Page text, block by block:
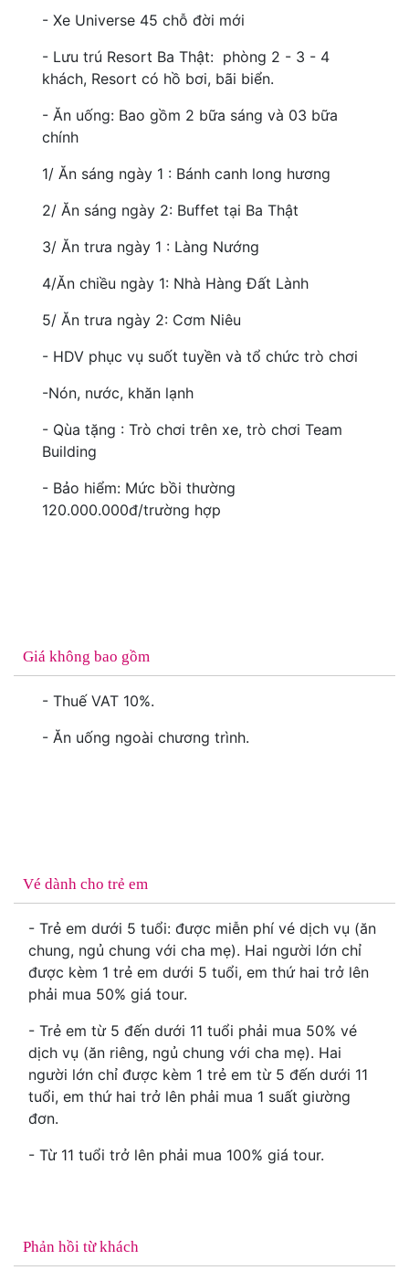
- Xe Universe 45 chỗ đời mới
- Lưu trú Resort Ba Thật: phòng 2 - 3 - 4
khách, Resort có hồ bơi, bãi biển.
- Ăn uống: Bao gồm 2 bữa sáng và 03 bữa
chính
1/ Ăn sáng ngày 1 : Bánh canh long hương
2/ Ăn sáng ngày 2: Buffet tại Ba Thật
3/ Ăn trưa ngày 1 : Làng Nướng
4/Ăn chiều ngày 1: Nhà Hàng Đất Lành
5/ Ăn trưa ngày 2: Cơm Niêu
- HDV phục vụ suốt tuyền và tổ chức trò chơi
-Nón, nước, khăn lạnh
- Qùa tặng : Trò chơi trên xe, trò chơi Team
Building
- Bảo hiểm: Mức bồi thường
120.000.000đ/trường hợp
Giá không bao gồm
- Thuế VAT 10%.
- Ăn uống ngoài chương trình.
Vé dành cho trẻ em
- Trẻ em dưới 5 tuổi: được miễn phí vé dịch vụ (ăn
chung, ngủ chung với cha mẹ). Hai người lớn chỉ
được kèm 1 trẻ em dưới 5 tuổi, em thứ hai trở lên
phải mua 50% giá tour.
- Trẻ em từ 5 đến dưới 11 tuổi phải mua 50% vé
dịch vụ (ăn riêng, ngủ chung với cha mẹ). Hai
người lớn chỉ được kèm 1 trẻ em từ 5 đến dưới 11
tuổi, em thứ hai trở lên phải mua 1 suất giường
đơn.
- Từ 11 tuổi trở lên phải mua 100% giá tour.
Phản hồi từ khách